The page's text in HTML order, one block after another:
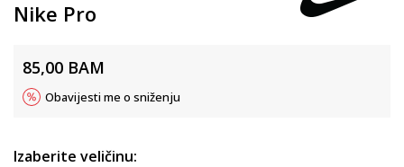
Nike Pro
85,00 BAM
Obavijesti me o sniženju
Izaberite veličinu: